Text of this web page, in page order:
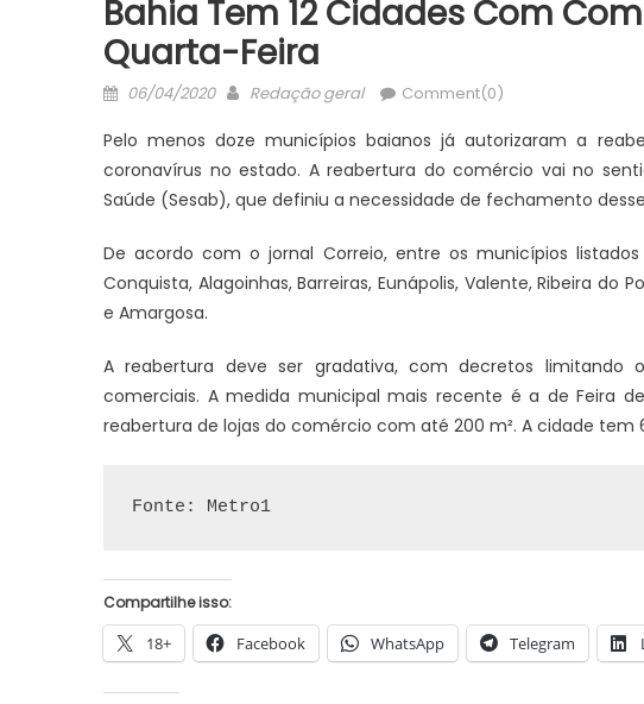
Bahia Tem 12 Cidades Com
Quarta-Feira
Posted
06/04/2020 Author
Redação geral Comment(0)
Pelo menos doze municípios baianos já autorizaram a
coronavírus no estado. A reabertura do comércio vai no
Saúde (Sesab), que definiu a necessidade de fechamento
De acordo com o jornal Correio, entre os municípios
Conquista, Alagoinhas, Barreiras, Eunápolis, Valente, Ribeira do
e Amargosa.
A reabertura deve ser gradativa, com decretos
comerciais. A medida municipal mais recente é a de Feira
reabertura de lojas do comércio com até 200 m². A cidade
Fonte: Metro1
Compartilhe isso:
18+ Facebook WhatsApp Telegram